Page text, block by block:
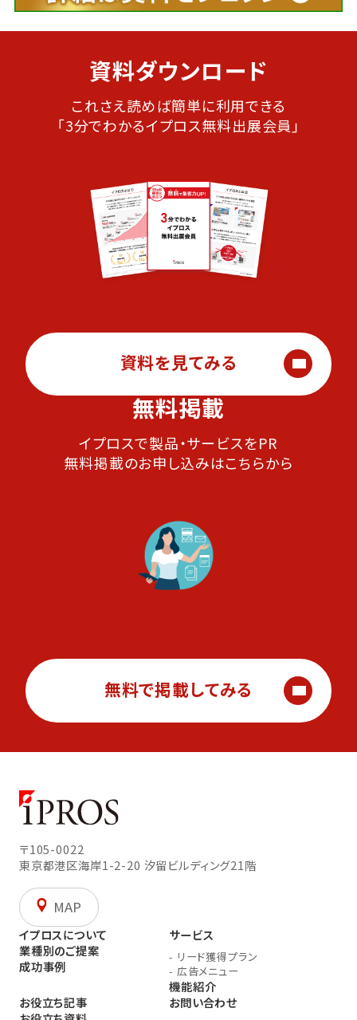
資料ダウンロード
これさえ読めば簡単に利用できる
「3分でわかるイプロス無料出展会員」
資料を見てみる
無料掲載
イプロスで製品・サービスをPR
無料掲載のお申し込みはこちらから
無料で掲載してみる
〒105-0022
東京都港区海岸1-2-20 汐留ビルディング21階
MAP
イプロスについて
業種別のご提案
成功事例
サービス
- リード獲得プラン
- 広告メニュー
機能紹介
お役立ち記事
お問い合わせ